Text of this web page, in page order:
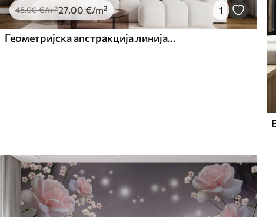
45.00€/m²27.00 €/m² 1
Геометријска апстракција линија и круг минимализам модеран стил